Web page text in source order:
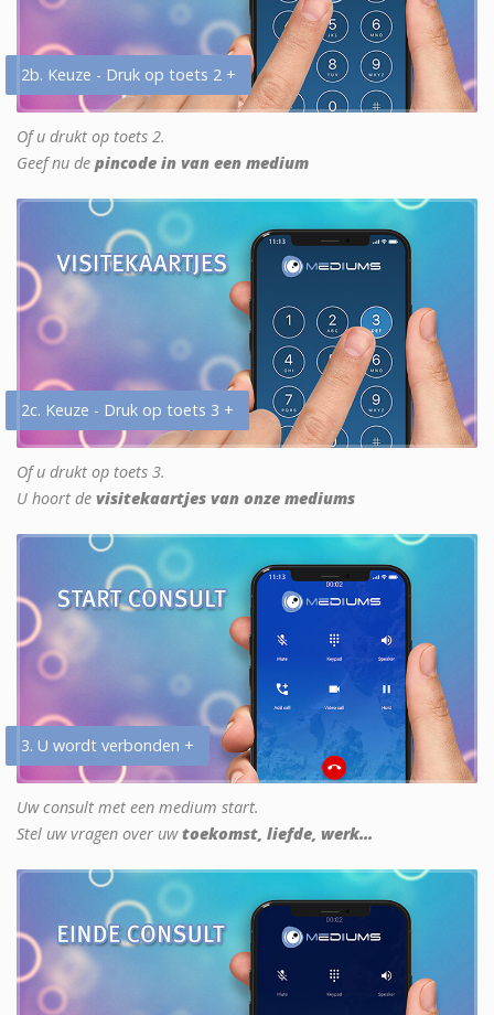
2b. Keuze - Druk op toets 2 +
Of u drukt op toets 2.
Geef nu de pincode in van een medium
2c. Keuze - Druk op toets 3 +
Of u drukt op toets 3.
U hoort de visitekaartjes van onze mediums
3. U wordt verbonden +
Uw consult met een medium start.
Stel uw vragen over uwtoekomst, liefde, werk...